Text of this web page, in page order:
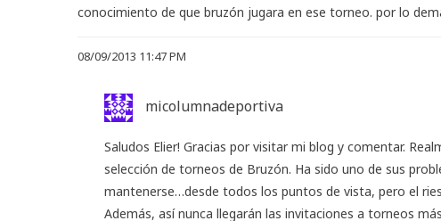
conocimiento de que bruzón jugara en ese torneo. por lo
08/09/2013 11:47 PM
micolumnadeportiva
Saludos Elier! Gracias por visitar mi blog y comentar.
selección de torneos de Bruzón. Ha sido uno de sus
mantenerse…desde todos los puntos de vista, pero el
Además, así nunca llegarán las invitaciones a torneos